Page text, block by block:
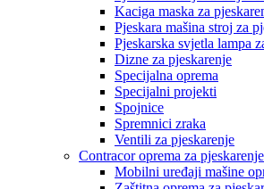
Kaciga maska za
Pjeskara mašina stroj za
Pjeskarska svjetla lampa
Dizne za pjeskarenje
Specijalna oprema
Specijalni projekti
Spojnice
Spremnici zraka
Ventili za pjeskarenje
Contracor oprema za pjeskarenje
Mobilni uređaji mašine